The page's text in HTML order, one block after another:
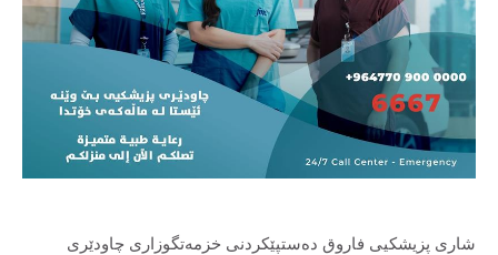
شاری پزیشکیی فاروق دەستپێکردنی خزمەتگوزاری چاودێری